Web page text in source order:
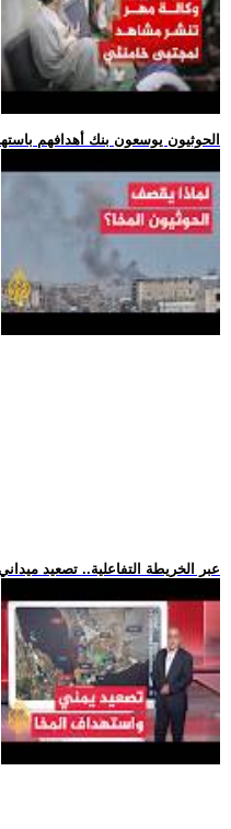
.. الحوثيون يوسعون بنك أهدافهم
.. عبر الخريطة التفاعلية.. تصعيد